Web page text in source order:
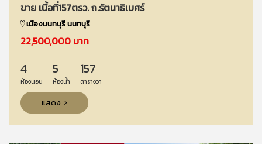
ขาย เนื้อที่157ตรว. ถ.รัตนาธิเบศร์
เมืองนนทบุรี นนทบุรี
22,500,000 บาท
4
ห้องนอน
5
ห้องน้ำ
157
ตารางวา
แสดง